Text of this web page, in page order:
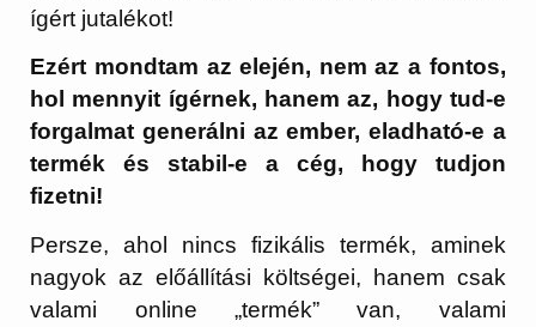
ígért jutalékot!
Ezért mondtam az elején, nem az a fontos,
hol mennyit ígérnek, hanem az, hogy tud-e
forgalmat generálni az ember, eladható-e a
termék és stabil-e a cég, hogy tudjon
fizetni!
Persze, ahol nincs fizikális termék, aminek
nagyok az előállítási költségei, hanem csak
valami online „termék” van, valami